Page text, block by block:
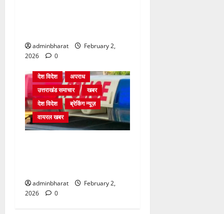
adminbharat
February 2,
2026
0
देश विदेश
अपराध
उत्तराखंड समाचार
खबर
देश विदेश
ब्रेकिंग न्यूज़
वायरल खबर
adminbharat
February 2,
2026
0